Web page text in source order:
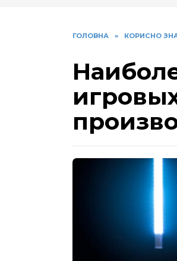
ГОЛОВНА » КОРИСНО